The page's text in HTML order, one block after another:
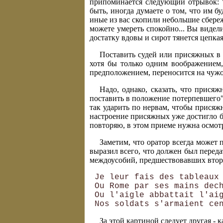
припоминается следующий
быть, иногда думаете о том, что им
иные из вас скопили небольшие
можете умереть спокойно... Вы
достатку вдовы и сирот тянется
Поставить судей или присяжных
хотя бы только одним
предположением, переносится на
Надо, однако, сказать, что
поставить в положение
так ударить по нервам, чтобы
настроение присяжных уже достигло
повторяю, в этом приеме нужна
Заметим, что оратор всегда может
выразил всего, что должен был
междоусобий, предшествовавших
Je leur fais des
Ou Rome par ses mains
Ou l'aigle abbattait
За этой картиной следует другая